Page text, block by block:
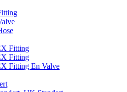
Fitting
Fitting
Fitting En Valve